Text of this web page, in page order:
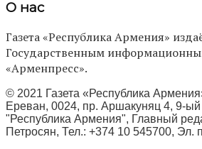
О нас
Газета «Республика Армения»
Государственным
«Арменпресс».
© 2021 Газета «Республика
Ереван, 0024, пр. Аршакуняц 4, 9-ый
"Республика Армения", Главный
Петросян, Тел.: +374 10 545700, Эл.